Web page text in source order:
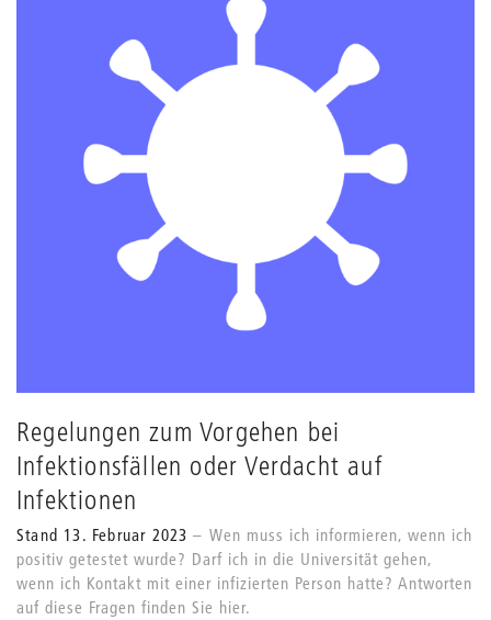
Regelungen zum Vorgehen bei
Infektionsfällen oder Verdacht auf
Infektionen
Stand 13. Februar 2023
Wen muss ich informieren, wenn ich
positiv getestet wurde? Darf ich in die Universität gehen,
wenn ich Kontakt mit einer infizierten Person hatte? Antworten
auf diese Fragen finden Sie hier.